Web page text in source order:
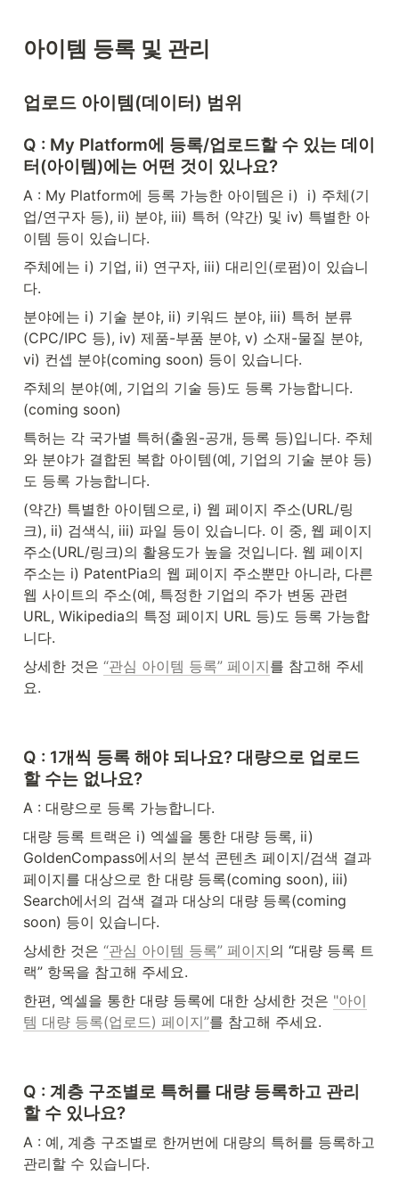
아이템 등록 및 관리
업로드 아이템(데이터) 범위
Q : My Platform에 등록/업로드할 수 있는 데이
터(아이템)에는 어떤 것이 있나요?
A : My Platform에 등록 가능한 아이템은 i)  i) 주체(기
업/연구자 등), ii) 분야, iii) 특허 (약간) 및 iv) 특별한 아
이템 등이 있습니다.
주체에는 i) 기업, ii) 연구자, iii) 대리인(로펌)이 있습니
다.
분야에는 i) 기술 분야, ii) 키워드 분야, iii) 특허 분류
(CPC/IPC 등), iv) 제품-부품 분야, v) 소재-물질 분야,
vi) 컨셉 분야(coming soon) 등이 있습니다.
주체의 분야(예, 기업의 기술 등)도 등록 가능합니다.
(coming soon)
특허는 각 국가별 특허(출원-공개, 등록 등)입니다. 주체
와 분야가 결합된 복합 아이템(예, 기업의 기술 분야 등)
도 등록 가능합니다.
(약간) 특별한 아이템으로, i) 웹 페이지 주소(URL/링
크), ii) 검색식, iii) 파일 등이 있습니다. 이 중, 웹 페이지
주소(URL/링크)의 활용도가 높을 것입니다. 웹 페이지
주소는 i) PatentPia의 웹 페이지 주소뿐만 아니라, 다른
웹 사이트의 주소(예, 특정한 기업의 주가 변동 관련
URL, Wikipedia의 특정 페이지 URL 등)도 등록 가능합
니다.
상세한 것은 “관심 아이템 등록” 페이지를 참고해 주세
요.
Q : 1개씩 등록 해야 되나요? 대량으로 업로드
할 수는 없나요?
A : 대량으로 등록 가능합니다.
대량 등록 트랙은 i) 엑셀을 통한 대량 등록, ii)
GoldenCompass에서의 분석 콘텐츠 페이지/검색 결과
페이지를 대상으로 한 대량 등록(coming soon), iii)
Search에서의 검색 결과 대상의 대량 등록(coming
soon) 등이 있습니다.
상세한 것은 “관심 아이템 등록” 페이지의 “대량 등록 트
랙” 항목을 참고해 주세요.
한편, 엑셀을 통한 대량 등록에 대한 상세한 것은 "아이
템 대량 등록(업로드) 페이지”를 참고해 주세요.
Q : 계층 구조별로 특허를 대량 등록하고 관리
할 수 있나요?
A : 예, 계층 구조별로 한꺼번에 대량의 특허를 등록하고
관리할 수 있습니다.